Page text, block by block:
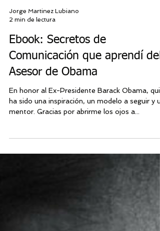
Jorge Martinez Lubiano
Ebook: Secretos de
Asesor de Obama
mentor. Gracias por abrirme los ojos a...